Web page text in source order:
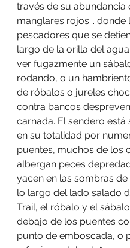
través de su abundancia
manglares rojos... donde
pescadores que se
largo de la orilla del
ver fugazmente un
rodando, o un
de róbalos o jureles
contra bancos
carnada. El sendero está
en su totalidad por
puentes, muchos de los
albergan peces
yacen en las sombras de
lo largo del lado salado
Trail, el róbalo y el
debajo de los puentes
punto de emboscada, o